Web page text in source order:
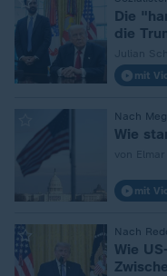
Die
die
mit
Nach
Wie
mit
Nach
:
Wie